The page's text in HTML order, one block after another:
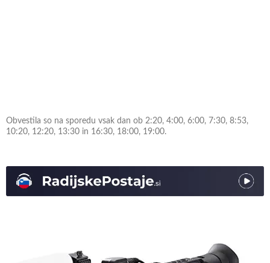
Obvestila so na sporedu vsak dan ob 2:20, 4:00, 6:00, 7:30, 8:53,
10:20, 12:20, 13:30 in 16:30, 18:00, 19:00.